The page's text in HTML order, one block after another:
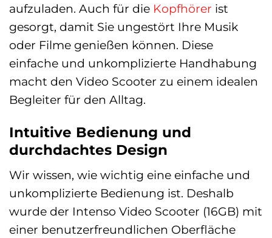
aufzuladen. Auch für die Kopfhörer ist
gesorgt, damit Sie ungestört Ihre Musik
oder Filme genießen können. Diese
einfache und unkomplizierte Handhabung
macht den Video Scooter zu einem idealen
Begleiter für den Alltag.
Intuitive Bedienung und
durchdachtes Design
Wir wissen, wie wichtig eine einfache und
unkomplizierte Bedienung ist. Deshalb
wurde der Intenso Video Scooter (16GB) mit
einer benutzerfreundlichen Oberfläche